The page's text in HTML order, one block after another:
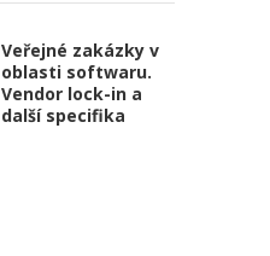
Veřejné zakázky v
oblasti softwaru.
Vendor lock-in a
další specifika